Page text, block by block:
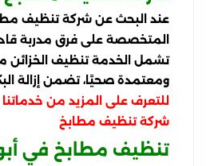
عند البحث عن شركة تنظيف
المتخصصة على فرق مدربة
تشمل الخدمة تنظيف الخزائن من
ومعتمدة صحيًا، تضمن إزالة
للتعرف على المزيد من خدماتنا
شركة تنظيف مطابخ
تنظيف مطابخ في